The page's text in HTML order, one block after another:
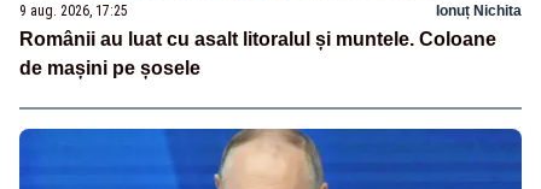
9 aug. 2026, 17:25 Ionuț Nichita
Românii au luat cu asalt litoralul și muntele. Coloane
de mașini pe șosele